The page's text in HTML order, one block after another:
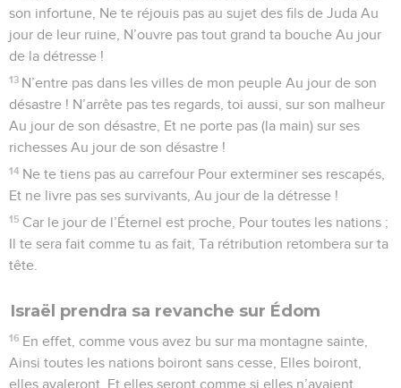
son infortune, Ne te réjouis pas au sujet des fils de Juda Au
jour de leur ruine, N’ouvre pas tout grand ta bouche Au jour
de la détresse !
13 N’entre pas dans les villes de mon peuple Au jour de son
désastre ! N’arrête pas tes regards, toi aussi, sur son malheur
Au jour de son désastre, Et ne porte pas (la main) sur ses
richesses Au jour de son désastre !
14 Ne te tiens pas au carrefour Pour exterminer ses rescapés,
Et ne livre pas ses survivants, Au jour de la détresse !
15 Car le jour de l’Éternel est proche, Pour toutes les nations ;
Il te sera fait comme tu as fait, Ta rétribution retombera sur ta
tête.
Israël prendra sa revanche sur Édom
16 En effet, comme vous avez bu sur ma montagne sainte,
Ainsi toutes les nations boiront sans cesse, Elles boiront,
elles avaleront, Et elles seront comme si elles n’avaient